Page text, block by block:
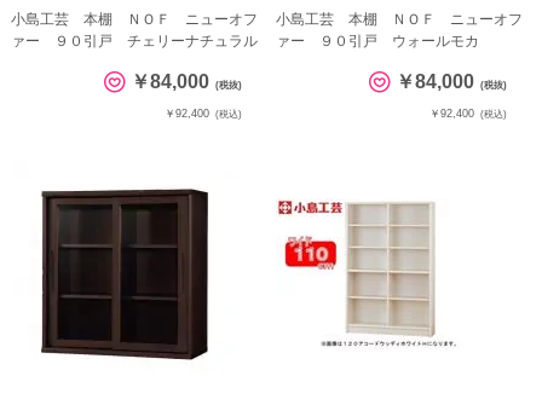
小島工芸 本棚 ＮＯＦ ニューオフ
ァー ９０引戸 チェリーナチュラル
￥84,000 (税抜)
￥92,400 (税込)
小島工芸 本棚 ＮＯＦ ニューオフ
ァー ９０引戸 ウォールモカ
￥84,000 (税抜)
￥92,400 (税込)